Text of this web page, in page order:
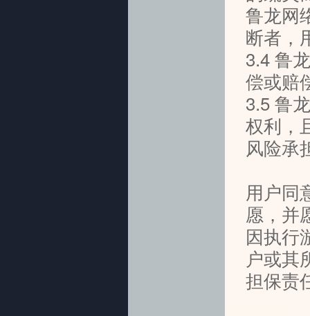
鲁龙网
断者，
3.4 鲁
偿或赔
3.5 鲁
权利，
风险承
用户同
愿，并
因执行
户或其
担保责